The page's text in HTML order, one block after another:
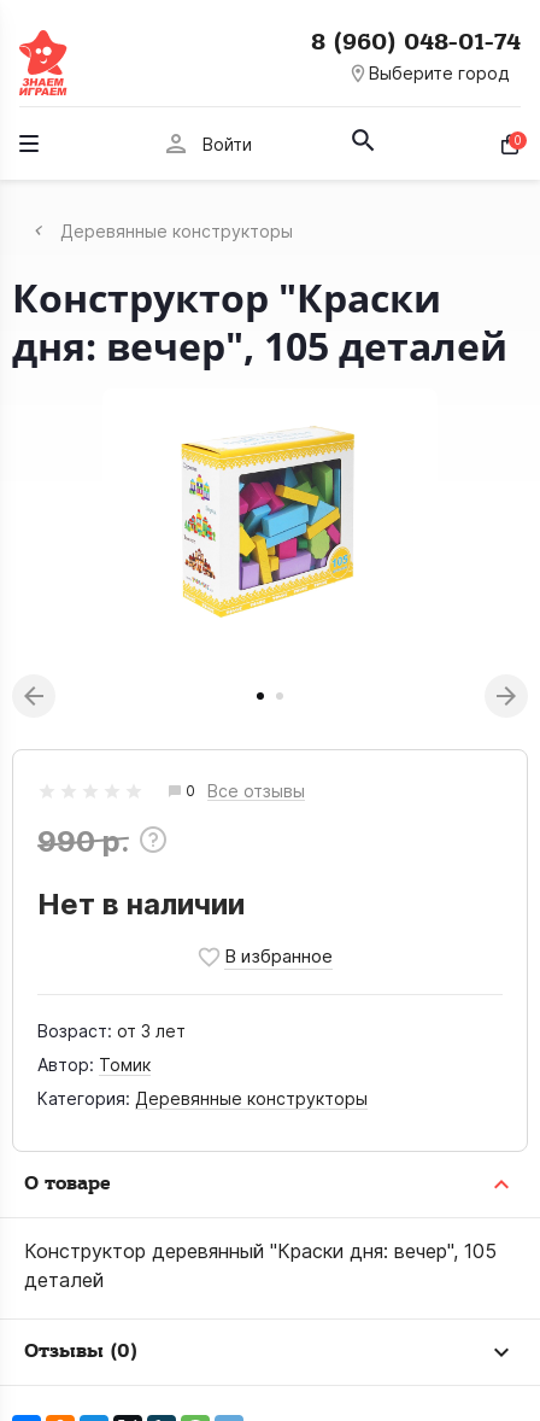
room Выберите город
8 (960) 048-01-74
person Войти 0
Деревянные конструкторы
Конструктор "Краски
дня: вечер", 105 деталей
0 Все отзывы
990 р.
Нет в наличии
Возраст: от 3 лет
Автор: Томик
Категория: Деревянные конструкторы
О товаре
Конструктор деревянный "Краски дня: вечер", 105
деталей
Отзывы (0)